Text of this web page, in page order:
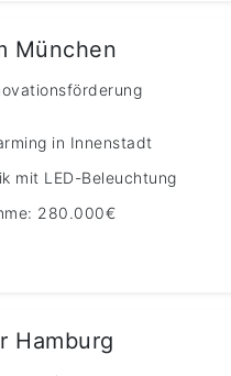
München
in Innenstadt
mit LED-Beleuchtung
280.000€
Hamburg